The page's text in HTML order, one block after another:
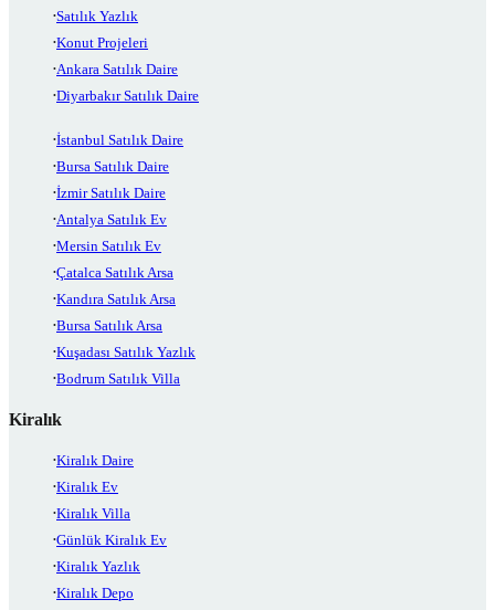
Satılık Yazlık
Konut Projeleri
Ankara Satılık Daire
Diyarbakır Satılık Daire
İstanbul Satılık Daire
Bursa Satılık Daire
İzmir Satılık Daire
Antalya Satılık Ev
Mersin Satılık Ev
Çatalca Satılık Arsa
Kandıra Satılık Arsa
Bursa Satılık Arsa
Kuşadası Satılık Yazlık
Bodrum Satılık Villa
Kiralık
Kiralık Daire
Kiralık Ev
Kiralık Villa
Günlük Kiralık Ev
Kiralık Yazlık
Kiralık Depo